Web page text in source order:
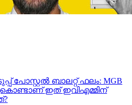
പോസ്റ്റൽ ബാലറ്റ് ഫലം: MGB
ഇത് ഇവിഎമ്മിന്